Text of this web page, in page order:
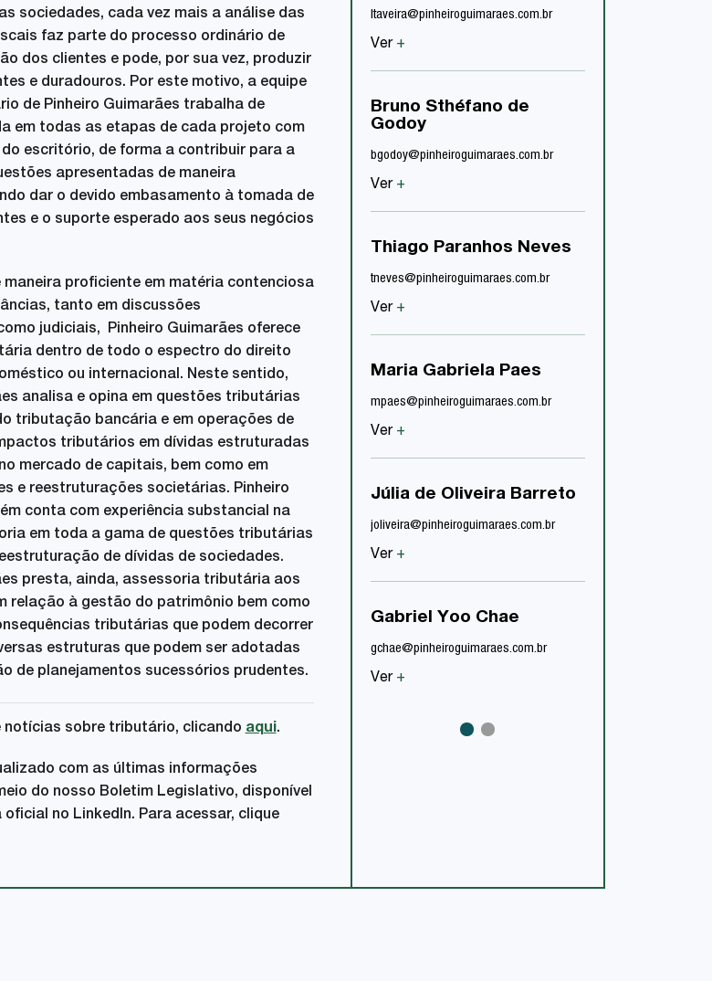
sociedades, cada vez mais a análise das
faz parte do processo ordinário de
dos clientes e pode, por sua vez, produzir
e duradouros. Por este motivo, a equipe
de Pinheiro Guimarães trabalha de
a em todas as etapas de cada projeto com
escritório, de forma acontribuir para a
apresentadas de maneira
dar o devido embasamento à tomada de
e o suporte esperado aos seus negócios
maneira proficiente em matéria contenciosa
tanto em discussões
judiciais, Pinheiro Guimarães oferece
dentro de todo o espectro do direito
ou internacional. Neste sentido,
analisa e opina em questões tributárias
tributação bancária e em operações de
tributários em dívidas estruturadas
mercado de capitais, bem como em
e reestruturações societárias. Pinheiro
conta com experiência substancial na
em toda a gama de questões tributárias
de dívidas de sociedades.
presta, ainda, assessoria tributária aos
relação à gestão do patrimônio bem como
tributárias que podem decorrer
estruturas que podem ser adotadas
de planejamentos sucessórios prudentes.
notícias sobre tributário, clicando aqui.
com as últimas informações
do nosso Boletim Legislativo, disponível
oficial no LinkedIn. Para acessar, clique
ltaveira@pinheiroguimaraes.com.br
Ver +
Bruno Sthéfano de
Godoy
bgodoy@pinheiroguimaraes.com.br
Ver +
Thiago Paranhos Neves
tneves@pinheiroguimaraes.com.br
Ver +
Maria Gabriela Paes
mpaes@pinheiroguimaraes.com.br
Ver +
Júlia de Oliveira Barreto
joliveira@pinheiroguimaraes.com.br
Ver +
Gabriel Yoo Chae
gchae@pinheiroguimaraes.com.br
Ver +